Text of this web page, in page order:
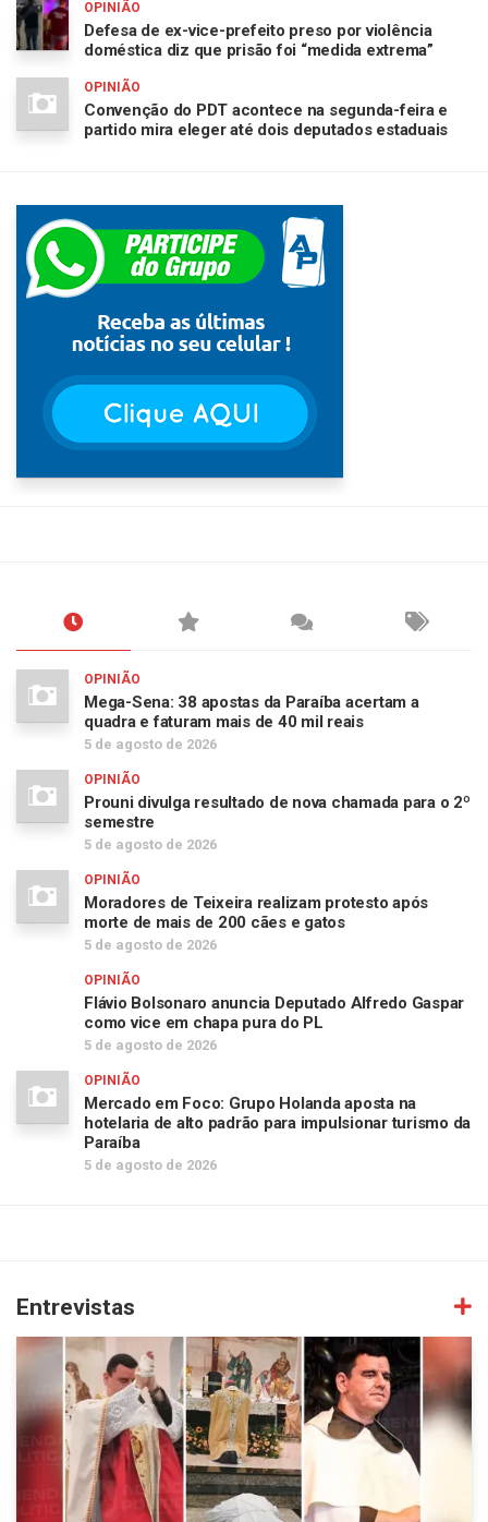
OPINIÃO
Defesa de ex-vice-prefeito preso por violência
doméstica diz que prisão foi “medida extrema”
OPINIÃO
Convenção do PDT acontece na segunda-feira e
partido mira eleger até dois deputados estaduais
OPINIÃO
Mega-Sena: 38 apostas da Paraíba acertam a
quadra e faturam mais de 40 mil reais
5 de agosto de 2026
OPINIÃO
Prouni divulga resultado de nova chamada para o 2º
semestre
5 de agosto de 2026
OPINIÃO
Moradores de Teixeira realizam protesto após
morte de mais de 200 cães e gatos
5 de agosto de 2026
OPINIÃO
Flávio Bolsonaro anuncia Deputado Alfredo Gaspar
como vice em chapa pura do PL
5 de agosto de 2026
OPINIÃO
Mercado em Foco: Grupo Holanda aposta na
hotelaria de alto padrão para impulsionar turismo da
Paraíba
5 de agosto de 2026
Entrevistas